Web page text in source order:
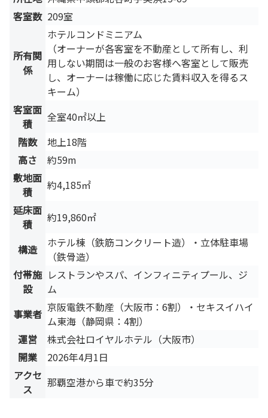
客室数 209室
所有関
係
ホテルコンドミニアム
（オーナーが各客室を不動産として所有し、利
用しない期間は一般のお客様へ客室として販売
し、オーナーは稼働に応じた賃料収入を得るス
キーム）
客室面
積
全室40㎡以上
階数
地上18階
高さ
約59m
敷地面
積
約4,185㎡
延床面
積
約19,860㎡
構造
ホテル棟（鉄筋コンクリート造）・立体駐車場
（鉄骨造）
付帯施
設
レストランやスパ、インフィニティプール、ジ
ム
事業者 京阪電鉄不動産（大阪市：6割）・セキスイハイ
ム東海（静岡県：4割）
運営
株式会社ロイヤルホテル（大阪市）
開業
2026年4月1日
アクセ
ス
那覇空港から車で約35分